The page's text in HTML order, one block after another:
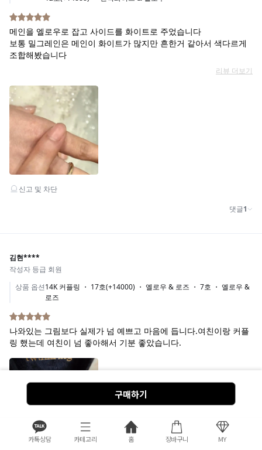
카톡상담 카테고리 홈 장바구니 MY
구매하기